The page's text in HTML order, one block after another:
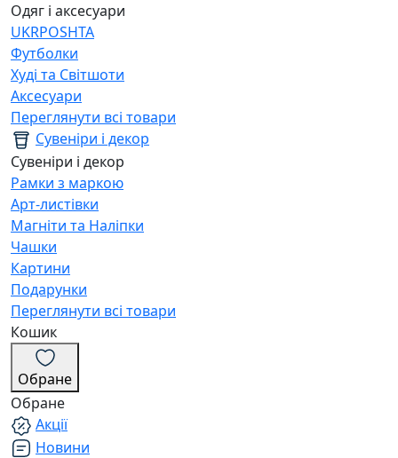
Одяг і аксесуари
UKRPOSHTA
Футболки
Худі та Світшоти
Аксесуари
Переглянути всі товари
Сувеніри і декор
Сувеніри і декор
Рамки з маркою
Арт-листівки
Магніти та Наліпки
Чашки
Картини
Подарунки
Переглянути всі товари
Кошик
Обране
Обране
Акції
Новини